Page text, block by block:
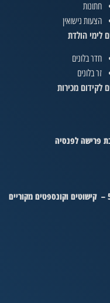
חתונות
הצעות נישואין
לימי הולדת
חדר בלונים
זר בלונים
לקידום מכירות
פרישה לפנסיה